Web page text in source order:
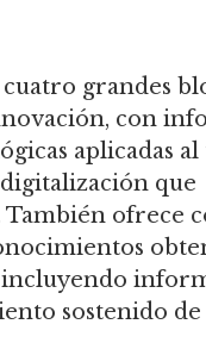
grandes
con
aplicadas
que
ofrece
sostenido de